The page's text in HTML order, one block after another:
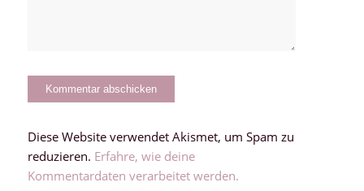
Diese Website verwendet Akismet, um Spam zu
reduzieren. Erfahre, wie deine
Kommentardaten verarbeitet werden.